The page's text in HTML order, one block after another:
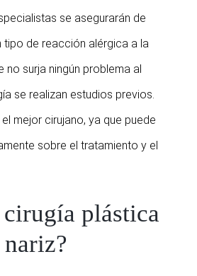
se asegurarán de
tipo de reacción alérgica a la
no surja ningún problema al
se realizan estudios previos.
mejor cirujano, ya que puede
sobre el tratamiento y el
plástica